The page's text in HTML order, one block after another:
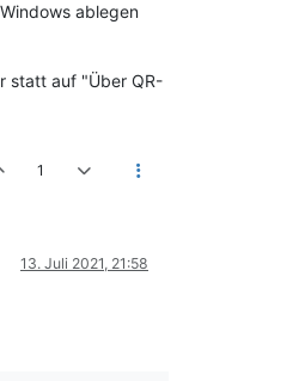
ablegen
statt auf "Über QR-
1
13. Juli 2021, 21:58